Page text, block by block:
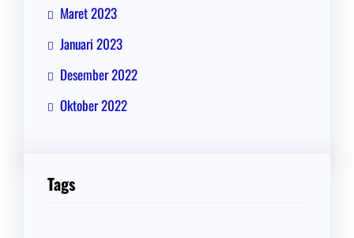
Maret 2023
Januari 2023
Desember 2022
Oktober 2022
Tags